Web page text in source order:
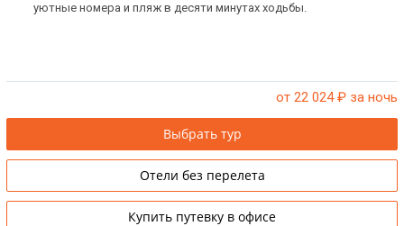
уютные номера и пляж в десяти минутах ходьбы.
от 22 024₽ за ночь
Выбрать тур
Отели без перелета
Купить путевку в офисе